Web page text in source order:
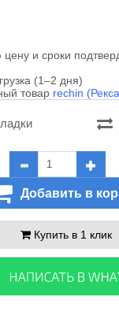
цену и сроки
(1–2 дня)
товар rechin
Добавить в
Купить в 1 клик